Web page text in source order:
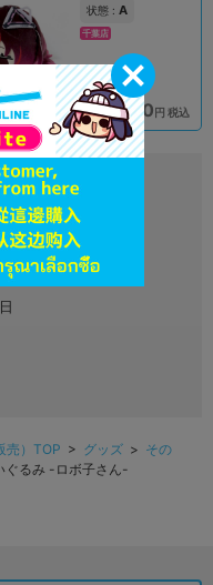
状態 : A
千葉店
在庫あり 890円 税込
売）TOP > グッズ > その
ぐるみ -ロボ子さん-